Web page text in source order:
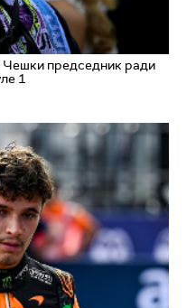
председник ради
1